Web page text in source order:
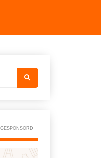
GESPONSORD